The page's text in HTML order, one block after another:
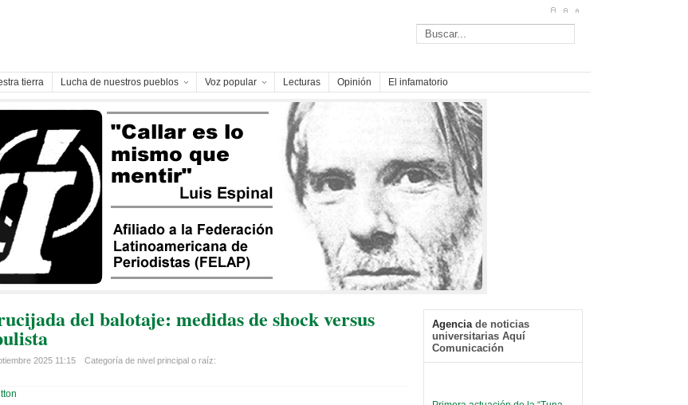
tierra Lucha de nuestros pueblos Voz popular Lecturas Opinión El infamatorio
del balotaje: medidas de shock versus
2025 11:15
Categoría de nivel principal o raíz:
Agencia de noticias
universitarias Aquí
Comunicación
Primera actuación de la “Tuna